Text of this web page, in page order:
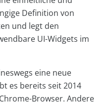
Definition von
und legt den
UI-Widgets im
eine neue
es bereits seit 2014
Browser. Andere